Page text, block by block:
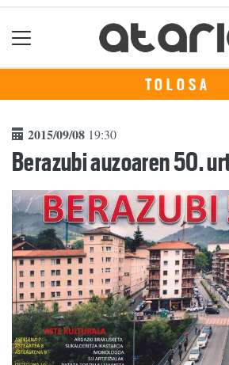
TOLOSA
2015/09/08 19:30
Berazubi auzoaren 50.